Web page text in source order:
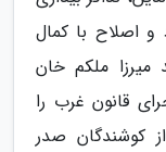
اصلاح با کمال
ملکم خان
قانون غرب را
کوشندگان صدر